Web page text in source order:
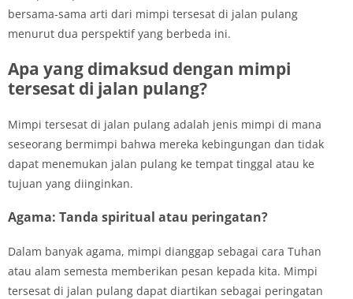
bersama-sama arti dari mimpi tersesat di jalan pulang
menurut dua perspektif yang berbeda ini.
Apa yang dimaksud dengan mimpi
tersesat di jalan pulang?
Mimpi tersesat di jalan pulang adalah jenis mimpi di mana
seseorang bermimpi bahwa mereka kebingungan dan tidak
dapat menemukan jalan pulang ke tempat tinggal atau ke
tujuan yang diinginkan.
Agama: Tanda spiritual atau peringatan?
Dalam banyak agama, mimpi dianggap sebagai cara Tuhan
atau alam semesta memberikan pesan kepada kita. Mimpi
tersesat di jalan pulang dapat diartikan sebagai peringatan